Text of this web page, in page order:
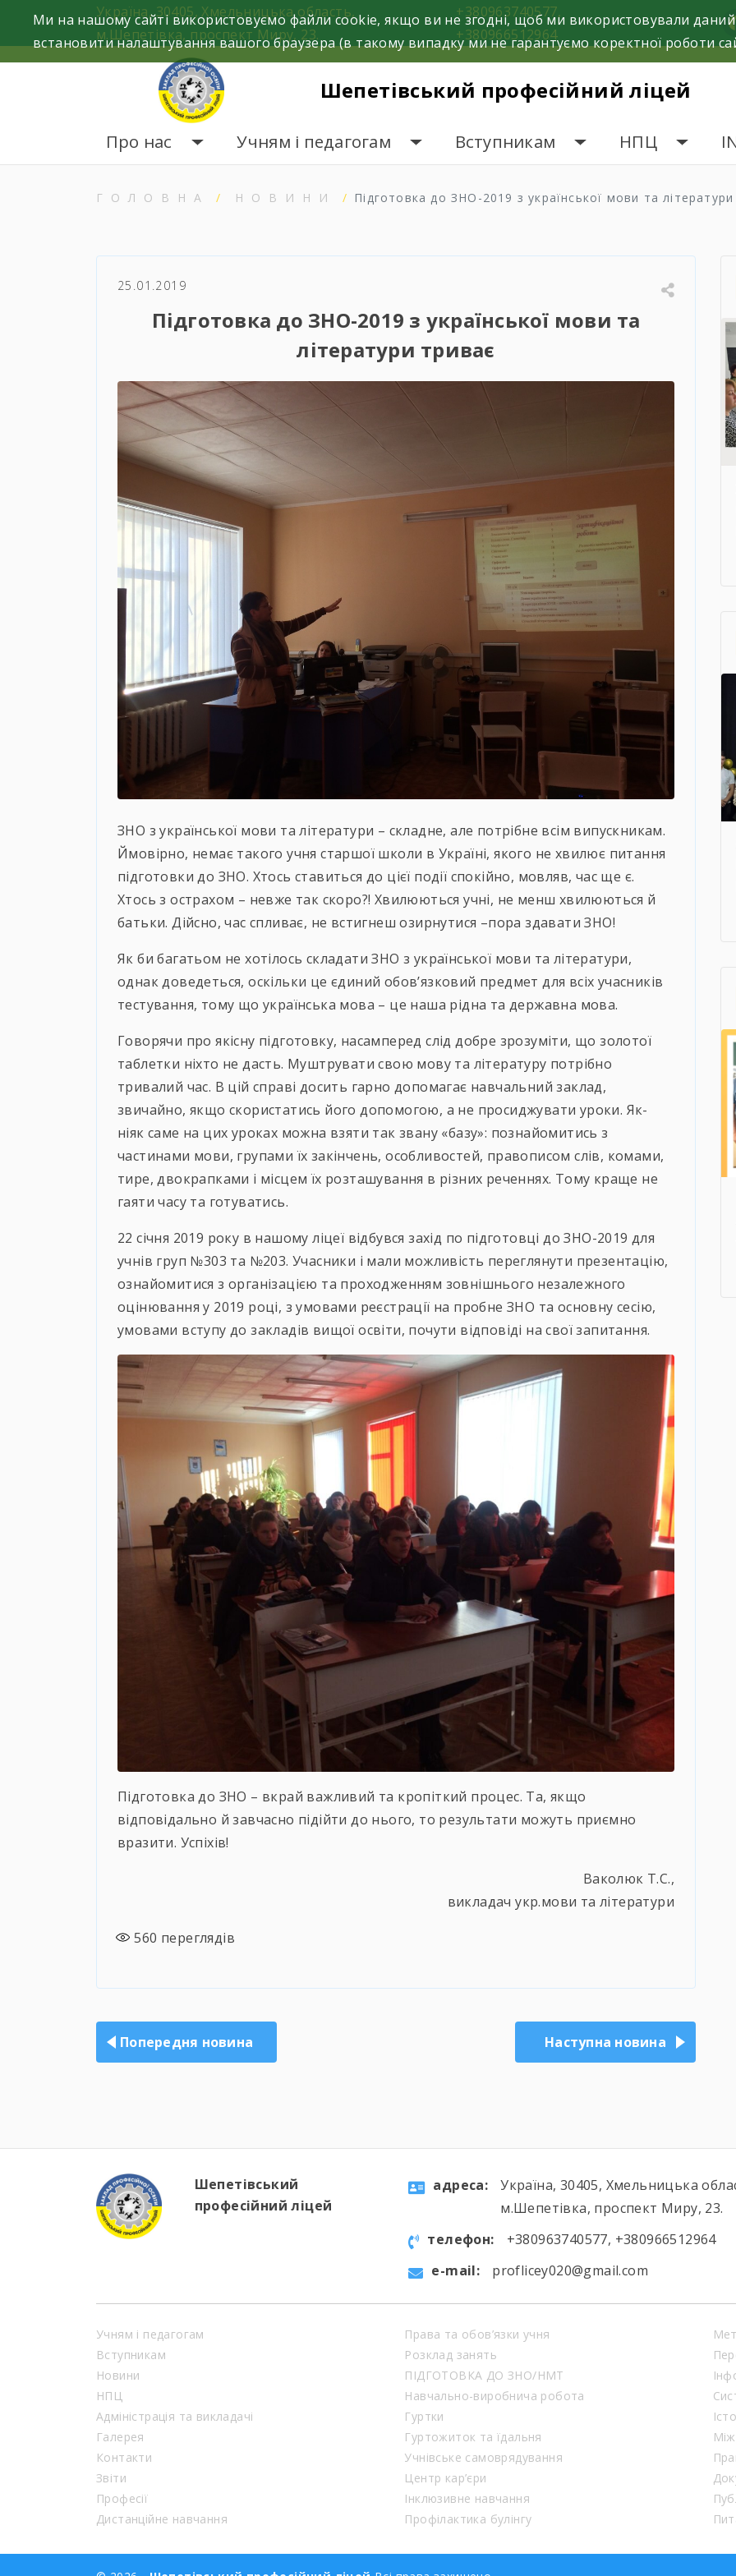
Україна, 30405, Хмельницька область,
м.Шепетівка, проспект Миру, 23.
+380963740577,
+380966512964
Шепетівський професійний ліцей
Про нас Учням і педагогам Вступникам НПЦ
ГОЛОВНА НОВИНИ Підготовка до ЗНО-2019 з української мови та
25.01.2019
Підготовка до ЗНО-2019 з української мови та
літератури триває
ЗНО з української мови та літератури – складне, але потрібне всім випускникам.
Ймовірно, немає такого учня старшої школи в Україні, якого не хвилює питання
підготовки до ЗНО. Хтось ставиться до цієї події спокійно, мовляв, час ще є.
Хтось з острахом – невже так скоро?! Хвилюються учні, не менш хвилюються й
батьки. Дійсно, час спливає, не встигнеш озирнутися –пора здавати ЗНО!
Як би багатьом не хотілось складати ЗНО з української мови та літератури,
однак доведеться, оскільки це єдиний обов’язковий предмет для всіх учасників
тестування, тому що українська мова – це наша рідна та державна мова.
Говорячи про якісну підготовку, насамперед слід добре зрозуміти, що золотої
таблетки ніхто не дасть. Муштрувати свою мову та літературу потрібно
тривалий час. В цій справі досить гарно допомагає навчальний заклад,
звичайно, якщо скористатись його допомогою, а не просиджувати уроки. Як-
ніяк саме на цих уроках можна взяти так звану «базу»: познайомитись з
частинами мови, групами їх закінчень, особливостей, правописом слів, комами,
тире, двокрапками і місцем їх розташування в різних реченнях. Тому краще не
гаяти часу та готуватись.
22 січня 2019 року в нашому ліцеї відбувся захід по підготовці до ЗНО-2019 для
учнів груп №303 та №203. Учасники і мали можливість переглянути презентацію,
ознайомитися з організацією та проходженням зовнішнього незалежного
оцінювання у 2019 році, з умовами реєстрації на пробне ЗНО та основну сесію,
умовами вступу до закладів вищої освіти, почути відповіді на свої запитання.
Підготовка до ЗНО – вкрай важливий та кропіткий процес. Та, якщо
відповідально й завчасно підійти до нього, то результати можуть приємно
вразити. Успіхів!
Ваколюк Т.С.,
викладач укр.мови та літератури
560 переглядів
записів
Попередня новина Наступна новина
Ми на нашому сайті використовуємо файли cookie, якщо ви не згодні, щоб ми використовували
встановити налаштування вашого браузера (в такому випадку ми не гарантуємо коректної роботи
Шепетівський
професійний ліцей
aдресa:
Україна, 30405, Хмельницька
м.Шепетівка, проспект Миру, 23.
телефон:
+380963740577, +380966512964
e-mail:
proflicey020@gmail.com
Учням і педагогам
Вступникам
Новини
НПЦ
Адміністрація та викладачі
Галерея
Контакти
Звіти
Професії
Дистанційне навчання
Права та обов’язки учня
Розклад занять
ПІДГОТОВКА ДО ЗНО/НМТ
Навчально-виробнича робота
Гуртки
Гуртожиток та їдальня
Учнівське самоврядування
Центр кар’єри
Інклюзивне навчання
Профілактика булінгу